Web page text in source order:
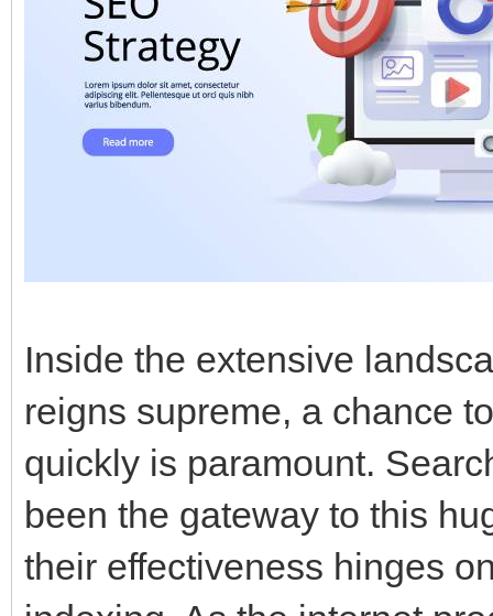
Inside the extensive
reigns supreme, a chance
quickly is paramount.
been the gateway to this
their effectiveness hinges